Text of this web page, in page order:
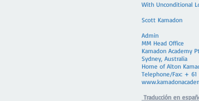
With Unconditional
Scott Kamadon
Admin
MM Head Office
Kamadon Academy
Sydney, Australia
Home of Alton
Telephone/Fax: +
Traducción en